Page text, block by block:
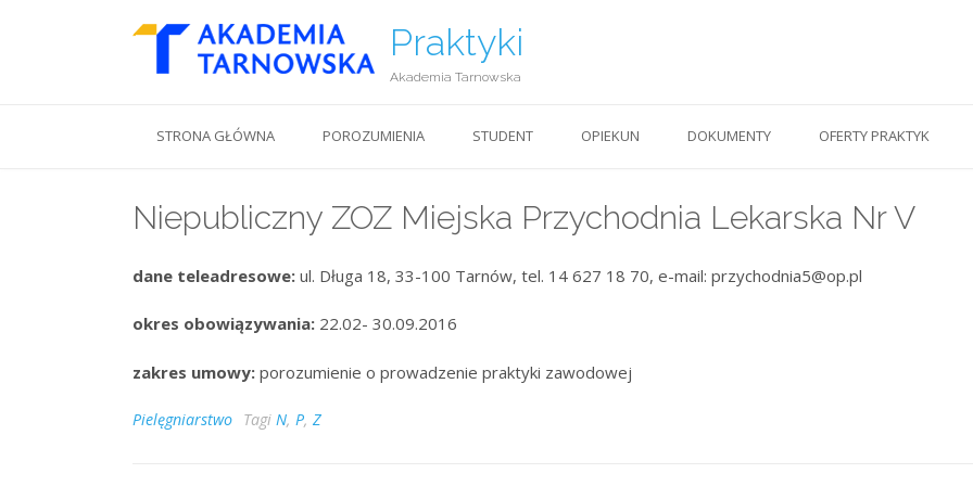
Praktyki
Akademia Tarnowska
STRONA GŁÓWNA POROZUMIENIA STUDENT OPIEKUN DOKUMENTY OFERTY PRAKTYK
Niepubliczny ZOZ Miejska Przychodnia Lekarska Nr V
dane teleadresowe: ul. Długa 18, 33-100 Tarnów, tel. 14 627 18 70, e-mail: przychodnia5@op.pl
okres obowiązywania: 22.02- 30.09.2016
zakres umowy: porozumienie o prowadzenie praktyki zawodowej
Pielęgniarstwo Tagi N, P, Z